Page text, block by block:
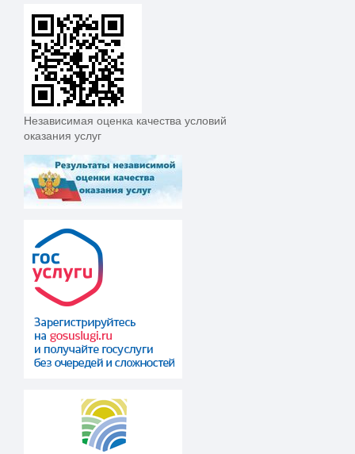
Независимая оценка качества условий
оказания услуг